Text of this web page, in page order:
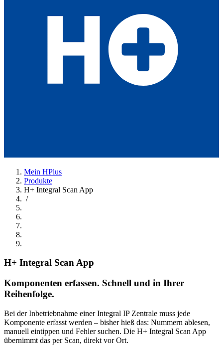
Mein HPlus
Produkte
H+ Integral Scan App
/
H+ Integral Scan App
Komponenten erfassen. Schnell und in Ihrer
Reihenfolge.
Bei der Inbetriebnahme einer Integral IP Zentrale muss jede
Komponente erfasst werden – bisher hieß das: Nummern ablesen,
manuell eintippen und Fehler suchen. Die H+ Integral Scan App
übernimmt das per Scan, direkt vor Ort.